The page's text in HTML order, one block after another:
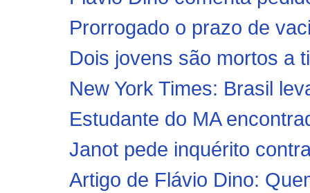
Prorrogado o prazo de
Dois jovens são mortos a
New York Times: Brasil
Estudante do MA
Janot pede inquérito
Artigo de Flávio Dino: